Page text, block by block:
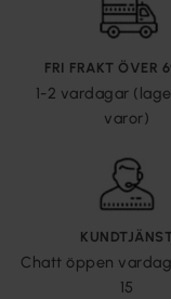
FRI FRAKT ÖVER
1-2 vardagar
varor)
Chatt öppen
15